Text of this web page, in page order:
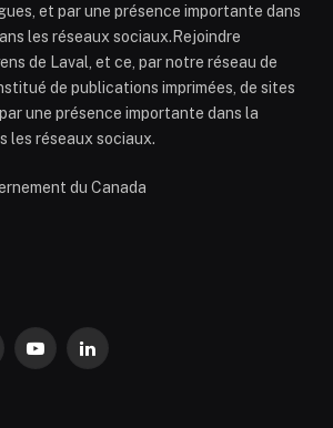
et par une présence importante dans
les réseaux sociaux.Rejoindre
de Laval, et ce, par notre réseau de
de publications imprimées, de sites
une présence importante dans la
les réseaux sociaux.
du Canada
YouTubeLinkedIn